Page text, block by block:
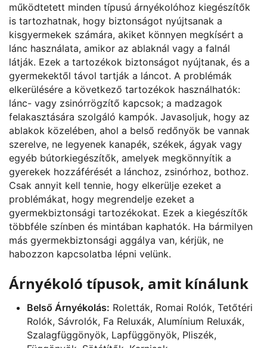
működtetett minden típusú árnyékolóhoz kiegészítők
is tartozhatnak, hogy biztonságot nyújtsanak a
kisgyermekek számára, akiket könnyen megkísért a
lánc használata, amikor az ablaknál vagy a falnál
látják. Ezek a tartozékok biztonságot nyújtanak, és a
gyermekektől távol tartják a láncot. A problémák
elkerülésére a következő tartozékok használhatók:
lánc- vagy zsinórrögzítő kapcsok; a madzagok
felakasztására szolgáló kampók. Javasoljuk, hogy az
ablakok közelében, ahol a belső redőnyök be vannak
szerelve, ne legyenek kanapék, székek, ágyak vagy
egyéb bútorkiegészítők, amelyek megkönnyítik a
gyerekek hozzáférését a lánchoz, zsinórhoz, bothoz.
Csak annyit kell tennie, hogy elkerülje ezeket a
problémákat, hogy megrendelje ezeket a
gyermekbiztonsági tartozékokat. Ezek a kiegészítők
többféle színben és mintában kaphatók. Ha bármilyen
más gyermekbiztonsági aggálya van, kérjük, ne
habozzon kapcsolatba lépni velünk.
Árnyékoló típusok, amit kínálunk
Belső Árnyékolás: Roletták, Romai Rolók, Tetőtéri
Rolók, Sávrolók, Fa Reluxák, Alumínium Reluxák,
Szalagfüggönyök, Lapfüggönyök, Pliszék,